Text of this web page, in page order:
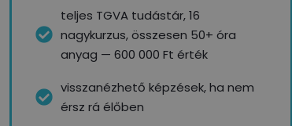
teljes TGVA tudástár, 16
nagykurzus, összesen 50+ óra
anyag — 600 000 Ft érték
visszanézhető képzések, ha nem
érsz rá élőben